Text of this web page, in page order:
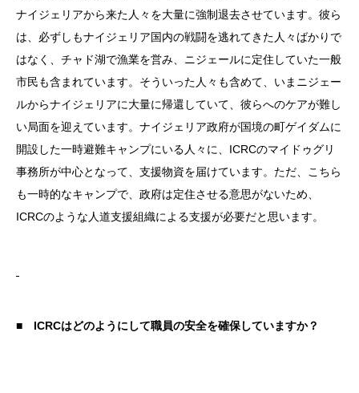
ナイジェリアから来た人々を大量に強制退去させています。彼ら
は、必ずしもナイジェリア国内の戦闘を逃れてきた人々ばかりで
はなく、チャド湖で漁業を営み、ニジェールに定住していた一般
市民も含まれています。そういった人々も含めて、いまニジェー
ルからナイジェリアに大量に帰還していて、彼らへのケアが難し
い局面を迎えています。ナイジェリア政府が国境の町ゲイダムに
開設した一時避難キャンプにいる人々に、ICRCのマイドゥグリ
事務所が中心となって、支援物資を届けています。ただ、こちら
も一時的なキャンプで、政府は定住させる意思がないため、
ICRCのような人道支援組織による支援が必要だと思います。
■ ICRCはどのようにして職員の安全を確保していますか？